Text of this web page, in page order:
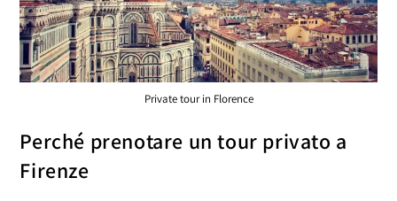
Private tour in Florence
Perché prenotare un tour privato a
Firenze